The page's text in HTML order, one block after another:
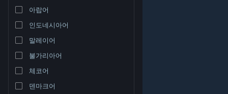
PC 웹사이트 보기
아랍어
인도네시아어
말레이어
불가리아어
체코어
덴마크어